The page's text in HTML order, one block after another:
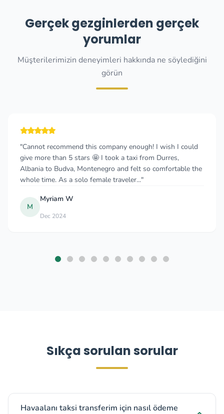
Gerçek gezginlerden gerçek
yorumlar
Müşterilerimizin deneyimleri hakkında ne söylediğini
görün
"Cannot recommend this company enough! I wish I could
give more than 5 stars 🤩 I took a taxi from Durres,
Albania to Budva, Montenegro and felt so comfortable the
whole time. As a solo female traveler..."
M
Myriam W
Dec 2024
Sıkça sorulan sorular
Havaalanı taksi transferim için nasıl ödeme